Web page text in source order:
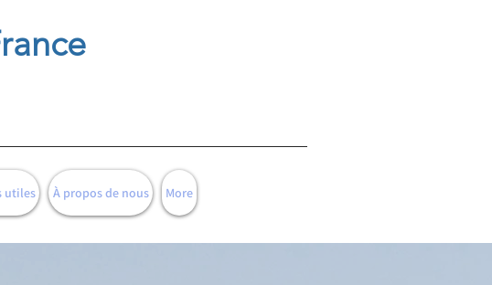
utiles À propos de nous More